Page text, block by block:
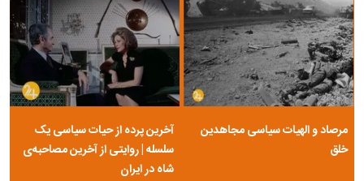
مرصاد و الهیات سیاسی مجاهدین
خلق
آخرین پرده از حیات سیاسی یک
سلسله | روایتی از آخرین مصاحبه‌ی
شاه در ایران